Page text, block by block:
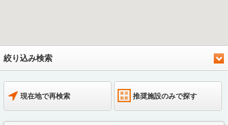
絞り込み検索
現在地で再検索 推奨施設のみで探す